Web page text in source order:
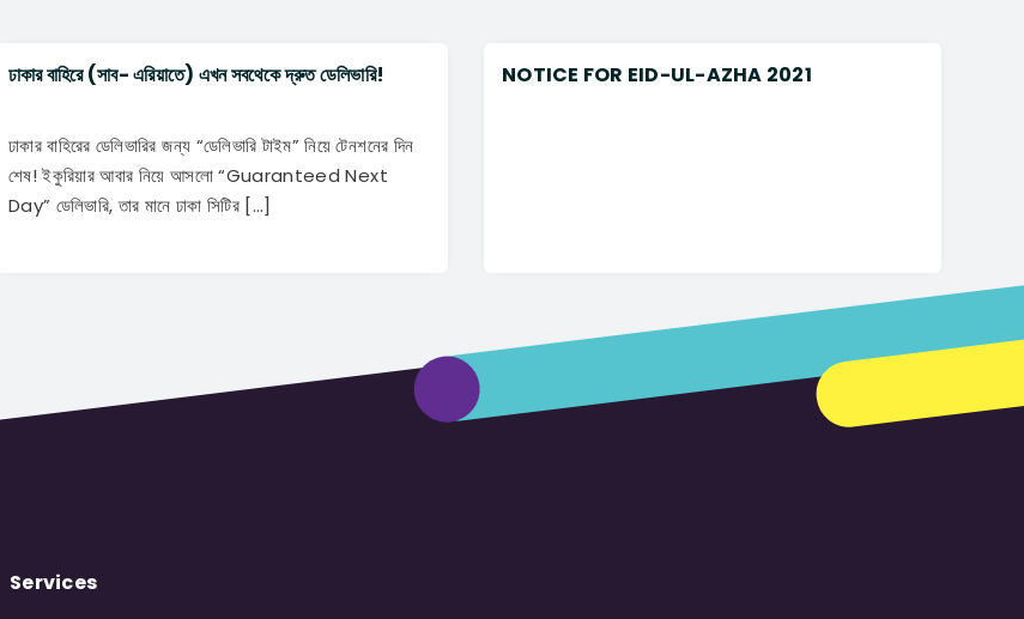
ঢাকার বাহিরে (সাব- এরিয়াতে) এখন সবথেকে দ্রুত ডেলিভারি!
ঢাকার বাহিরের ডেলিভারির জন্য “ডেলিভারি টাইম” নিয়ে টেনশনের দিন
শেষ! ইকুরিয়ার আবার নিয়ে আসলো “Guaranteed Next
Day” ডেলিভারি, তার মানে ঢাকা সিটির […]
NOTICE FOR EID-UL-AZHA 2021
Services